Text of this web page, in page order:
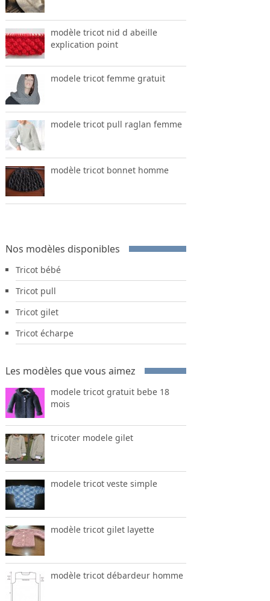
modèle tricot nid d abeille
explication point
modele tricot femme gratuit
modele tricot pull raglan femme
modèle tricot bonnet homme
Nos modèles disponibles
Tricot bébé
Tricot pull
Tricot gilet
Tricot écharpe
Les modèles que vous aimez
modele tricot gratuit bebe 18
mois
tricoter modele gilet
modele tricot veste simple
modèle tricot gilet layette
modèle tricot débardeur homme